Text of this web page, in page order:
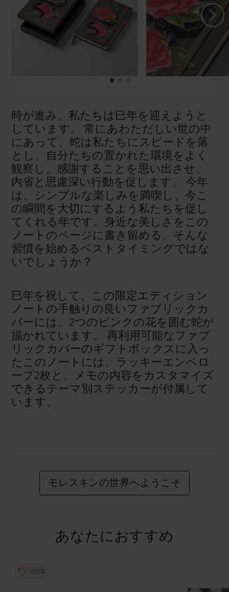
時が進み、私たちは巳年を迎えようと
しています。 常にあわただしい世の中
にあって、蛇は私たちにスピードを落
とし、自分たちの置かれた環境をよく
観察し、感謝することを思い出させ、
内省と思慮深い行動を促します。 今年
は、シンプルな楽しみを満喫し、今こ
の瞬間を大切にするよう私たちを促し
てくれる年です。身近な美しさをこの
ノートのページに書き留める、そんな
習慣を始めるベストタイミングではな
いでしょうか？
巳年を祝して、この限定エディション
ノートの手触りの良いファブリックカ
バーには、2つのピンクの花を囲む蛇が
描かれています。 再利用可能なファブ
リックカバーのギフトボックスに入っ
たこのノートには、ラッキーエンベロ
ープ2枚と、メモの内容をカスタマイズ
できるテーマ別ステッカーが付属して
います。
モレスキンの世界へようこそ
あなたにおすすめ
-50%